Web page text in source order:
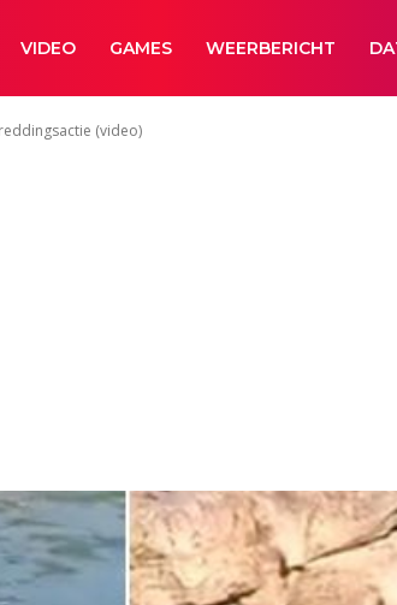
VIDEO GAMES WEERBERICHT
(video)